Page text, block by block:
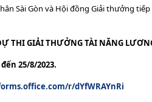
Sài Gòn và Hội đồng Giải thưởng
THI GIẢI THƯỞNG TÀI NĂNG
25/8/2023.
r/dYfWRAYnRi